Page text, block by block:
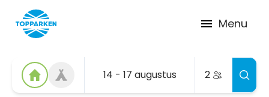
Menu
14 - 17 augustus 2